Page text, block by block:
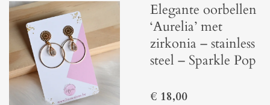
Elegante oorbellen
‘Aurelia’ met
zirkonia – stainless
steel – Sparkle Pop
€ 18,00